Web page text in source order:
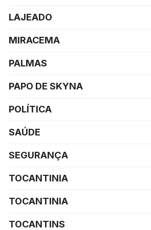
LAJEADO
MIRACEMA
PALMAS
PAPO DE SKYNA
POLÍTICA
SAÚDE
SEGURANÇA
TOCANTINIA
TOCANTINIA
TOCANTINS